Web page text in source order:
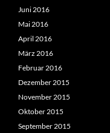
Juni 2016
Mai 2016
April 2016
März 2016
Februar 2016
Dezember 2015
November 2015
Oktober 2015
September 2015